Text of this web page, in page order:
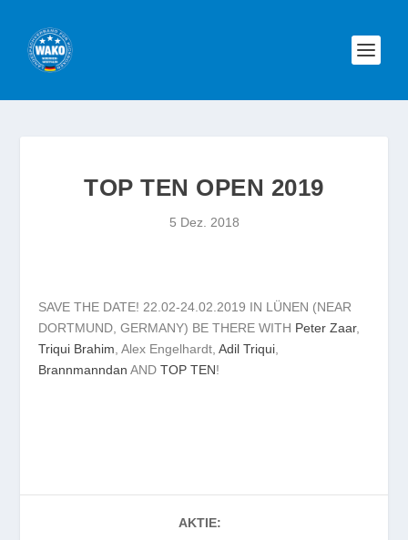
TOP TEN OPEN 2019
5 Dez. 2018
SAVE THE DATE! 22.02-24.02.2019 IN LÜNEN (NEAR
DORTMUND, GERMANY) BE THERE WITH Peter Zaar,
Triqui Brahim , Alex Engelhardt,Adil Triqui
Brannmanndan ANDTOP TEN!
AKTIE: